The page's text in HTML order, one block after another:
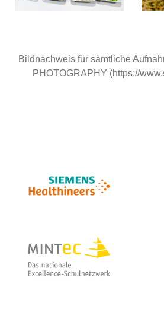
Bildnachweis für sämtliche
PHOTOGRAPHY (https://